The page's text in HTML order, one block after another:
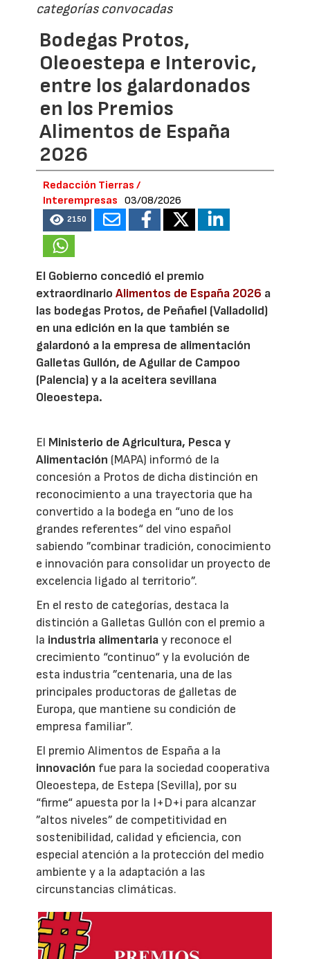
categorías convocadas
Bodegas Protos,
Oleoestepa e Interovic,
entre los galardonados
en los Premios
Alimentos de España
2026
Redacción Tierras /
Interempresas
03/08/2026
2150
El Gobierno concedió el premio
extraordinarioAlimentos de España 2026 a
las bodegas Protos, de Peñafiel (Valladolid)
en una edición en la que también se
galardonó a la empresa de alimentación
Galletas Gullón, de Aguilar de Campoo
(Palencia) y a la aceitera sevillana
Oleoestepa.
El Ministerio de Agricultura, Pesca y
Alimentación (MAPA) informó de la
concesión a Protos de dicha distinción en
reconocimiento a una trayectoria que ha
convertido a la bodega en “uno de los
grandes referentes“ del vino español
sabiendo ”combinar tradición, conocimiento
e innovación para consolidar un proyecto de
excelencia ligado al territorio”.
En el resto de categorías, destaca la
distinción a Galletas Gullón con el premio a
la industria alimentariay reconoce el
crecimiento “continuo“ y la evolución de
esta industria ”centenaria, una de las
principales productoras de galletas de
Europa, que mantiene su condición de
empresa familiar”.
El premio Alimentos de España a la
innovación fue para la sociedad cooperativa
Oleoestepa, de Estepa (Sevilla), por su
“firme“ apuesta por la I+D+i para alcanzar
”altos niveles” de competitividad en
sostenibilidad, calidad y eficiencia, con
especial atención a la protección del medio
ambiente y a la adaptación a las
circunstancias climáticas.